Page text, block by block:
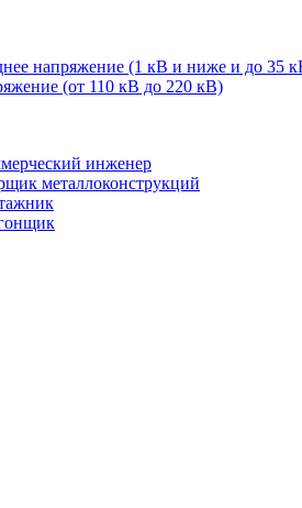
напряжение (1 кВ и ниже и до 35
(от 110 кВ до 220 кВ)
инженер
металлоконструкций